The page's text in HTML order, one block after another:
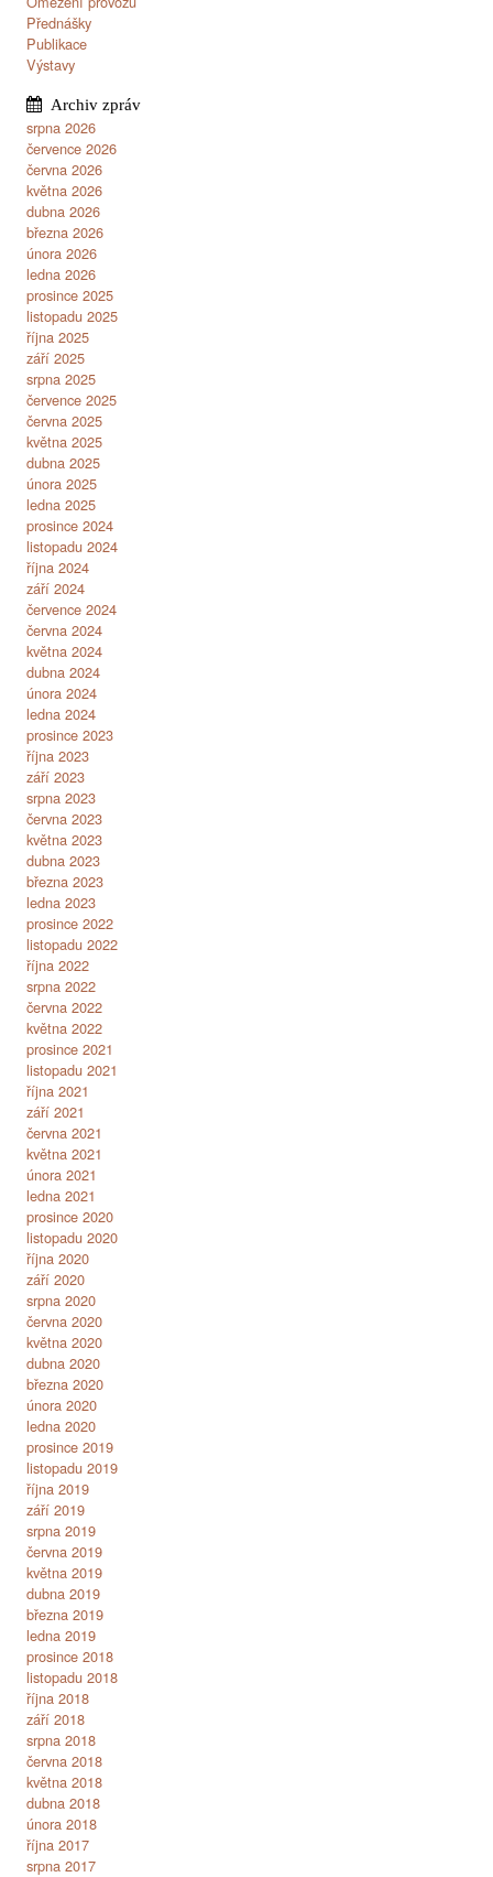
Přednášky
Publikace
Výstavy
srpna 2026
července 2026
června 2026
května 2026
dubna 2026
března 2026
února 2026
ledna 2026
prosince 2025
listopadu 2025
října 2025
září 2025
srpna 2025
července 2025
června 2025
května 2025
dubna 2025
února 2025
ledna 2025
prosince 2024
listopadu 2024
října 2024
září 2024
července 2024
června 2024
května 2024
dubna 2024
února 2024
ledna 2024
prosince 2023
října 2023
září 2023
srpna 2023
června 2023
května 2023
dubna 2023
března 2023
ledna 2023
prosince 2022
listopadu 2022
října 2022
srpna 2022
června 2022
května 2022
prosince 2021
listopadu 2021
října 2021
září 2021
června 2021
května 2021
února 2021
ledna 2021
prosince 2020
listopadu 2020
října 2020
září 2020
srpna 2020
června 2020
května 2020
dubna 2020
března 2020
února 2020
ledna 2020
prosince 2019
listopadu 2019
října 2019
září 2019
srpna 2019
června 2019
května 2019
dubna 2019
března 2019
ledna 2019
prosince 2018
listopadu 2018
října 2018
září 2018
srpna 2018
června 2018
května 2018
dubna 2018
února 2018
října 2017
srpna 2017